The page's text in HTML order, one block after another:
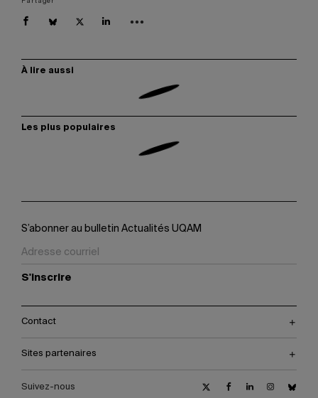
À lire aussi
Les plus populaires
S’abonner au bulletin Actualités UQAM
S'inscrire
Contact
Sites partenaires
Suivez-nous